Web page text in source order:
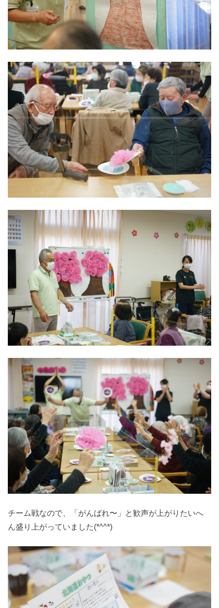
チーム戦なので、「がんばれ〜」と歓声が上がりたいへ
ん盛り上がっていました(*^^*)